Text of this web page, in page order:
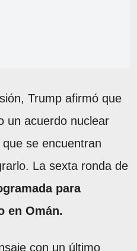
Trump afirmó que
un acuerdo nuclear
se encuentran
La sexta ronda de
para
en Omán.
con un último